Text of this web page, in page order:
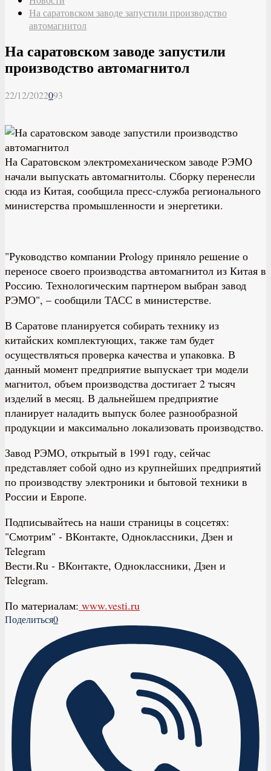
На саратовском заводе запустили производство
автомагнитол
На саратовском заводе запустили
производство автомагнитол
22/12/2022093
На Саратовском электромеханическом заводе РЭМО
начали выпускать автомагнитолы. Сборку перенесли
сюда из Китая, сообщила пресс-служба регионального
министерства промышленности и энергетики.
"Руководство компании Prology приняло решение о
переносе своего производства автомагнитол из Китая в
Россию. Технологическим партнером выбран завод
РЭМО", – сообщили ТАСС в министерстве.
В Саратове планируется собирать технику из
китайских комплектующих, также там будет
осуществляться проверка качества и упаковка. В
данный момент предприятие выпускает три модели
магнитол, объем производства достигает 2 тысяч
изделий в месяц. В дальнейшем предприятие
планирует наладить выпуск более разнообразной
продукции и максимально локализовать производство.
Завод РЭМО, открытый в 1991 году, сейчас
представляет собой одно из крупнейших предприятий
по производству электроники и бытовой техники в
России и Европе.
Подписывайтесь на наши страницы в соцсетях:
"Смотрим" ‐ ВКонтакте, Одноклассники, Дзен и
Telegram
Вести.Ru ‐ ВКонтакте, Одноклассники, Дзен и
Telegram.
По материалам: www.vesti.ru
Поделиться0